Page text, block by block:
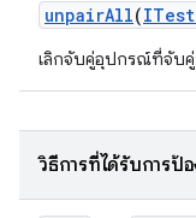
unpairAll(ITest
เลิกจับคู่อุปกรณ์ที่จับ
วิธีการที่ได้รับการป้